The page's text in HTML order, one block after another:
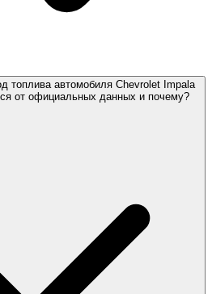
топлива автомобиля Chevrolet Impala
от официальных данных и почему?